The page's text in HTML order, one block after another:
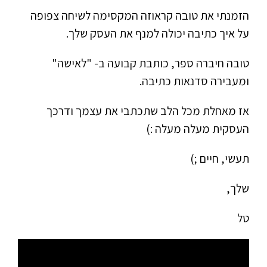
הזמנתי את טובה קראוזה המקסימה לשיחה צפופה
על איך כתיבה יכולה למנף את העסק שלך.
טובה חיברה ספר, כותבת קבועה ב- "לאישה"
ומעבירה סדנאות כתיבה.
אז מאחלת מכל הלב שתכתבי את עצמך ודרכך
העסקית מעלה מעלה :)
תעשי, חיים ;)
שלך,
טל